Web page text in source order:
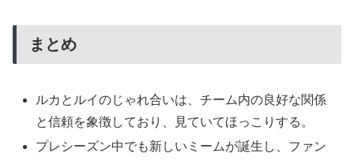
まとめ
ルカとルイのじゃれ合いは、チーム内の良好な関係
と信頼を象徴しており、見ていてほっこりする。
プレシーズン中でも新しいミームが誕生し、ファン